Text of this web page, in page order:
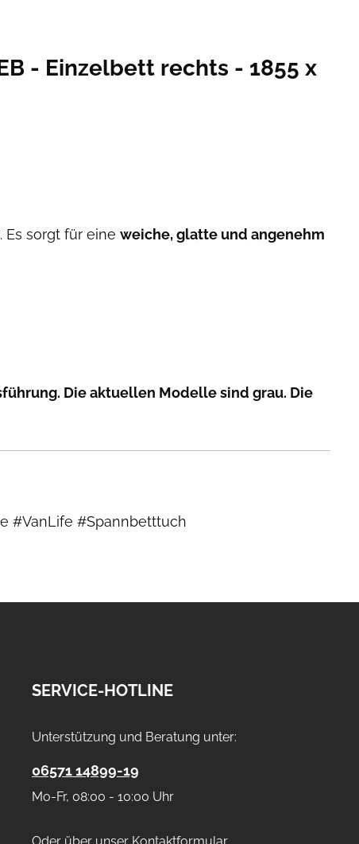
- Einzelbett rechts - 1855 x
Es sorgt für eine weiche, glatte und angenehm
Die aktuellen Modelle sind grau. Die
#VanLife #Spannbetttuch
SERVICE-HOTLINE
Unterstützung und Beratung unter:
06571 14899-19
Mo-Fr, 08:00 - 10:00 Uhr